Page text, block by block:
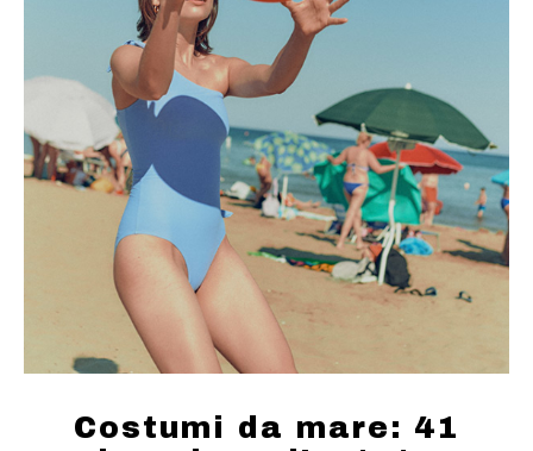
Costumi da mare: 41